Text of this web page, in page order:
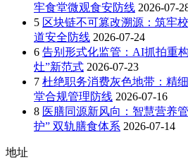
牢食堂微观食安防线 2026-07-
5 区块链不可篡改溯源：筑牢
道安全防线 2026-07-24
6 告别形式化监管：AI抓拍重
灶”新范式 2026-07-23
7 杜绝职务消费灰色地带：精
堂合规管理防线 2026-07-16
8 医膳同源新风向：智慧营养
护” 双轨膳食体系 2026-07-14
地址